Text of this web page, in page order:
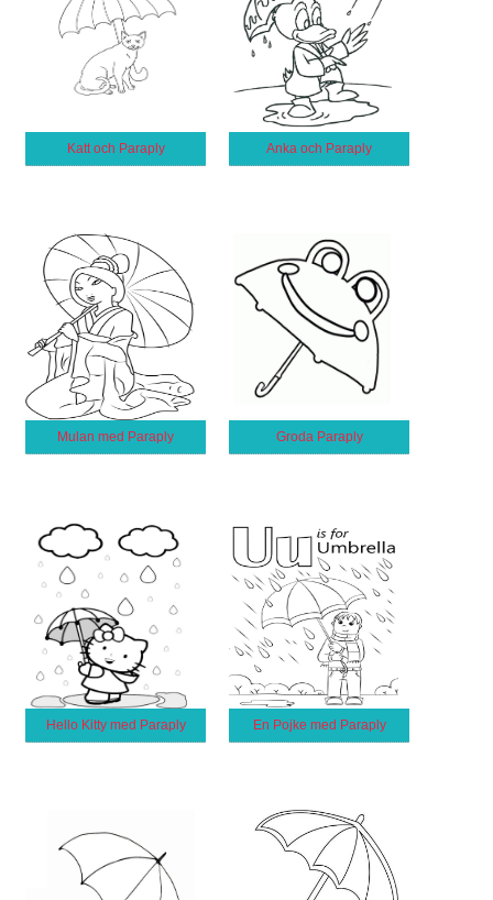
Katt och Paraply Anka och Paraply
Mulan med Paraply Groda Paraply
Hello Kitty med Paraply En Pojke med Paraply